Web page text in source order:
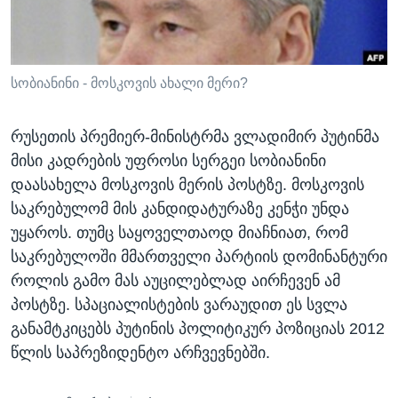
ᲡᲢᲣᲓᲘᲐ ᲕᲐᲨᲘᲜᲒᲢᲝᲜᲘ
ᲔᲙᲝᲜᲝᲛᲘᲙᲐ
ᲯᲐᲜᲛᲠᲗᲔᲚᲝᲑᲐ
ᲛᲔᲪᲜᲘᲔᲠᲔᲑᲐ
ᲙᲣᲚᲢᲣᲠᲐ
ᲒᲐᲚᲘᲚᲔᲝ
ᲓᲔᲖᲘᲜᲤᲝᲠᲛᲐᲪᲘᲐ
Learning English
ᲗᲕᲐᲚᲘ ᲒᲕᲐᲓᲔᲕᲜᲔᲗ
ენები
სობიანინი - მოსკოვის ახალი მერი?
რუსეთის პრემიერ-მინისტრმა ვლადიმირ პუტინმა
მისი კადრების უფროსი სერგეი სობიანინი
დაასახელა მოსკოვის მერის პოსტზე. მოსკოვის
საკრებულომ მის კანდიდატურაზე კენჭი უნდა
უყაროს. თუმც საყოველთაოდ მიაჩნიათ, რომ
საკრებულოში მმართველი პარტიის დომინანტური
როლის გამო მას აუცილებლად აირჩევენ ამ
პოსტზე. სპაციალისტების ვარაუდით ეს სვლა
განამტკიცებს პუტინის პოლიტიკურ პოზიციას 2012
წლის საპრეზიდენტო არჩვევნებში.